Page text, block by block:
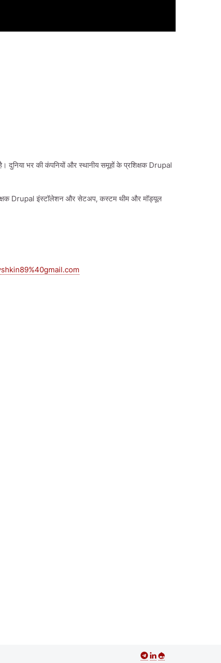
भर की कंपनियों और स्थानीय समूहों के प्रशिक्षक Drupal
Drupal इंस्टॉलेशन और सेटअप, कस्टम थीम और मॉड्यूल